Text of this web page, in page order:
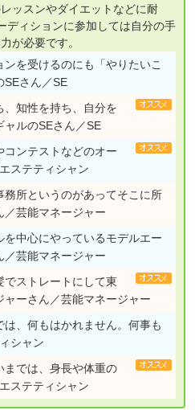
ッスンやダイエットなどに耐
ディションに参加しては自分の手
が必要です。
ンを受けるのにも「やりたいこ
SEさん／SE
、知性を持ち、自分を
ルのSEさん／SE
コンテストなどのオー
ステティシャン
務所というのがあってそこに所
／芸能マネージャー
を中心にやっているモデルエー
／芸能マネージャー
でストレートにして東
ーさん／芸能マネージャー
は、何もはかれません。何事も
シャン
までは、身長や体重の
ステティシャン